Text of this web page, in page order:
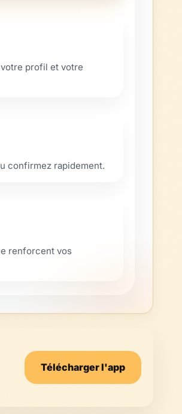
profil et votre
confirmez rapidement.
renforcent vos
Télécharger l'app